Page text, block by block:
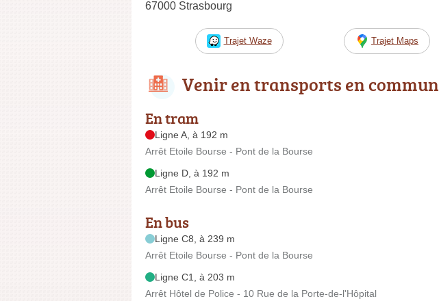
67000 Strasbourg
Trajet Waze Trajet Maps
Venir en transports en commun
En tram
Ligne A, à 192 m
Arrêt Etoile Bourse - Pont de la Bourse
Ligne D, à 192 m
Arrêt Etoile Bourse - Pont de la Bourse
En bus
Ligne C8, à 239 m
Arrêt Etoile Bourse - Pont de la Bourse
Ligne C1, à 203 m
Arrêt Hôtel de Police - 10 Rue de la Porte-de-l'Hôpital